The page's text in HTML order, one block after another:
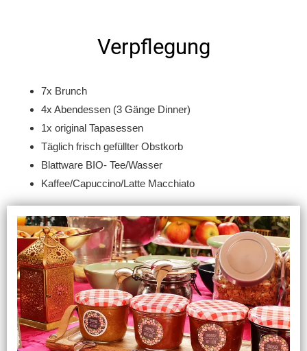
Verpflegung
7x Brunch
4x Abendessen (3 Gänge Dinner)
1x original Tapasessen
Täglich frisch gefüllter Obstkorb
Blattware BIO- Tee/Wasser
Kaffee/Capuccino/Latte Macchiato